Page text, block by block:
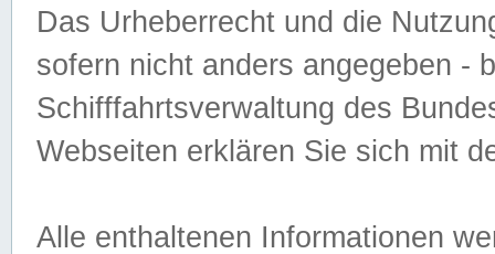
Das Urheberrecht und die
sofern nicht anders angegeben -
Schifffahrtsverwaltung des
Webseiten erklären Sie sich mit
Alle enthaltenen Informationen